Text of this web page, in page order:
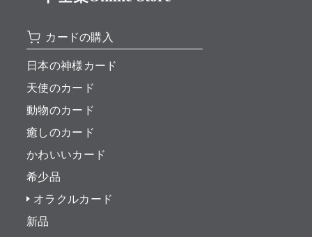
カードの購入
日本の神様カード
天使のカード
動物のカード
癒しのカード
かわいいカード
希少品
オラクルカード
新品